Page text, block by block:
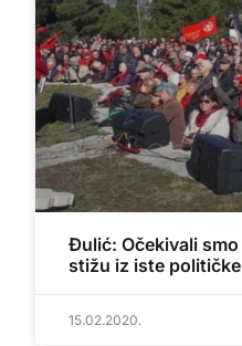
Đulić: Očekivali
stižu iz iste
15.02.2020.